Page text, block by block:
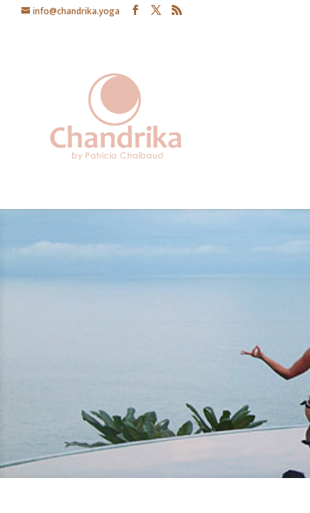
info@chandrika.yoga